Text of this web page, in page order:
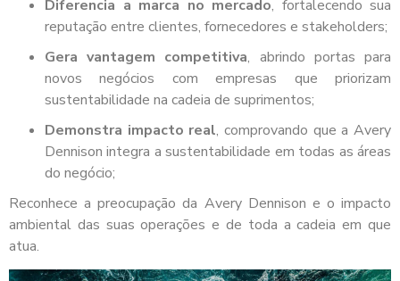
Diferencia a marca no mercado, fortalecendo sua
reputação entre clientes, fornecedores e stakeholders;
Gera vantagem competitiva, abrindo portas para
novos negócios com empresas que priorizam
sustentabilidade na cadeia de suprimentos;
Demonstra impacto real, comprovando que a Avery
Dennison integra a sustentabilidade em todas as áreas
do negócio;
Reconhece a preocupação da Avery Dennison e o impacto
ambiental das suas operações e de toda a cadeia em que
atua.